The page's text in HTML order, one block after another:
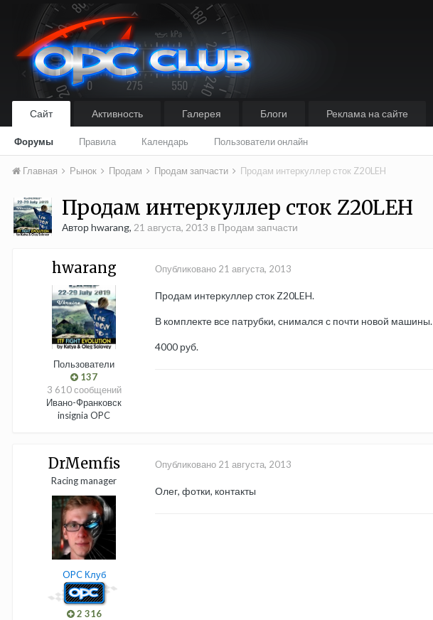
Сайт
Форумы Правила Календарь Пользователи онлайн
Активность Галерея Блоги Реклама на сайте
Главная Рынок Продам Продам запчасти Продам интеркуллер сток Z20LEH
Продам интеркуллер сток Z20LEH
Автор hwarang, 21 августа, 2013 в Продам запчасти
hwarang
Пользователи
137
3 610 сообщений
Ивано-Франковск
insignia OPC
Опубликовано 21 августа, 2013
Продам интеркуллер сток Z20LEH.
В комплекте все патрубки, снимался с почти новой машины.
4000 руб.
DrMemfis
Racing manager
OPC Клуб
2 316
Опубликовано 21 августа, 2013
Олег, фотки, контакты